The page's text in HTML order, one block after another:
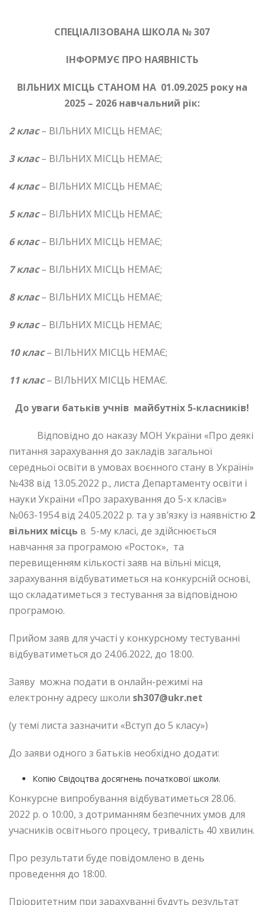
СПЕЦІАЛІЗОВАНА ШКОЛА № 307
ІНФОРМУЄ ПРО НАЯВНІСТЬ
ВІЛЬНИХ МІСЦЬ СТАНОМ НА 01.09.2025 року на
2025 – 2026 навчальний рік:
2 клас– ВІЛЬНИХ МІСЦЬ НЕМАЄ;
3 клас – ВІЛЬНИХ МІСЦЬ НЕМАЄ;
4 клас– ВІЛЬНИХ МІСЦЬ НЕМАЄ;
5 клас– ВІЛЬНИХ МІСЦЬ НЕМАЄ;
6 клас– ВІЛЬНИХ МІСЦЬ НЕМАЄ;
7 клас– ВІЛЬНИХ МІСЦЬ НЕМАЄ;
8 клас– ВІЛЬНИХ МІСЦЬ НЕМАЄ;
9 клас– ВІЛЬНИХ МІСЦЬ НЕМАЄ;
10 клас– ВІЛЬНИХ МІСЦЬ НЕМАЄ;
11 клас– ВІЛЬНИХ МІСЦЬ НЕМАЄ.
До уваги батьків учнів майбутніх 5-класників!
Відповідно до наказу МОН України «Про деякі
питання зарахування до закладів загальної
середньої освіти в умовах воєнного стану в Україні»
№438 від 13.05.2022 р., листа Департаменту освіти і
науки України «Про зарахування до 5-х класів»
№063-1954 від 24.05.2022 р. та у зв’язку із наявністю 2
вільних місць в 5-му класі, де здійснюється
навчання за програмою «Росток», та
перевищенням кількості заяв на вільні місця,
зарахування відбуватиметься на конкурсній основі,
що складатиметься з тестування за відповідною
програмою.
Прийом заяв для участі у конкурсному тестуванні
відбуватиметься до 24.06.2022, до 18:00.
Заяву можна подати в онлайн-режимі на
електронну адресу школи sh307@ukr.net
(у темі листа зазначити «Вступ до 5 класу»)
До заяви одного з батьків необхідно додати:
Копію Свідоцтва досягнень початкової школи.
Конкурсне випробування відбуватиметься 28.06.
2022 р. о 10:00, з дотриманням безпечних умов для
учасників освітнього процесу, тривалість 40 хвилин.
Про результати буде повідомлено в день
проведення до 18:00.
Пріоритетним при зарахуванні будуть результат